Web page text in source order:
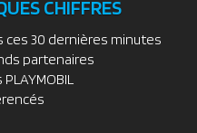
CHIFFRES
ces 30 dernières minutes
partenaires